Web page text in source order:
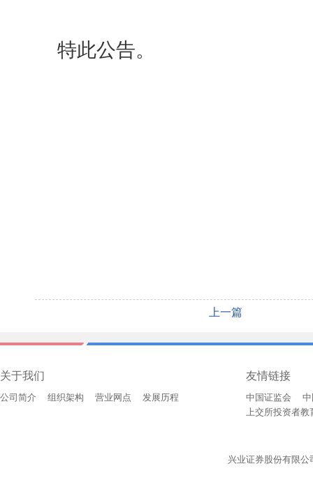
特此公告。
上一篇
关于我们
公司简介 组织架构 营业网点 发展历程
友情链接
中国证监会
上交所投资者教
兴业证券股份有限